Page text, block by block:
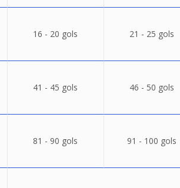
16 - 20 gols 21 - 25 gols
41 - 45 gols 46 - 50 gols
81 - 90 gols 91 - 100 gols